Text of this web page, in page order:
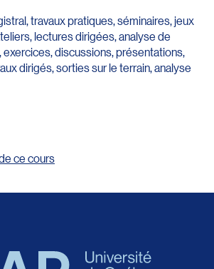
travaux pratiques, séminaires, jeux
lectures dirigées, analyse de
discussions, présentations,
dirigés, sorties sur le terrain, analyse
ce cours